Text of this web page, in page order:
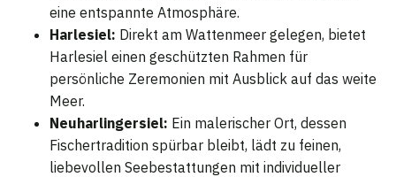
eine entspannte Atmosphäre.
Harlesiel: Direkt am Wattenmeer gelegen, bietet
Harlesiel einen geschützten Rahmen für
persönliche Zeremonien mit Ausblick auf das weite
Meer.
Neuharlingersiel: Ein malerischer Ort, dessen
Fischertradition spürbar bleibt, lädt zu feinen,
liebevollen Seebestattungen mit individueller